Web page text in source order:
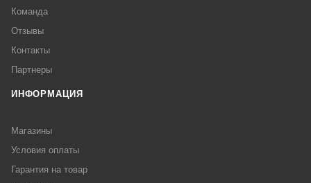
Команда
Отзывы
Контакты
Партнеры
ИНФОРМАЦИЯ
Магазины
Условия оплаты
Гарантия на товар